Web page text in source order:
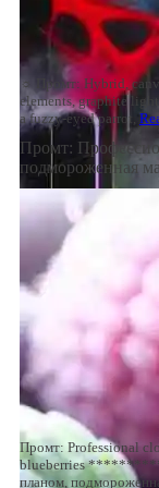
☼ Промт: Hybrid,
elements, graphite
a fuzzy-eyed parrot,
Промт:
подмороженная
Промт: Professional
blueberries
планом,